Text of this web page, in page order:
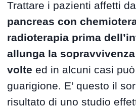
Trattare i pazienti affetti
pancreas con
radioterapia prima
allunga la
volte ed in alcuni casi
guarigione. E’ questo il
risultato di uno studio